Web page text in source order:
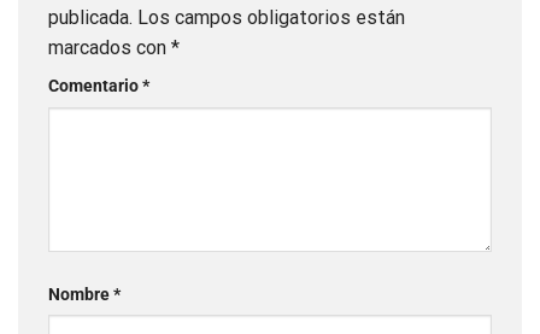
publicada. Los campos obligatorios están
marcados con *
Comentario*
Nombre*